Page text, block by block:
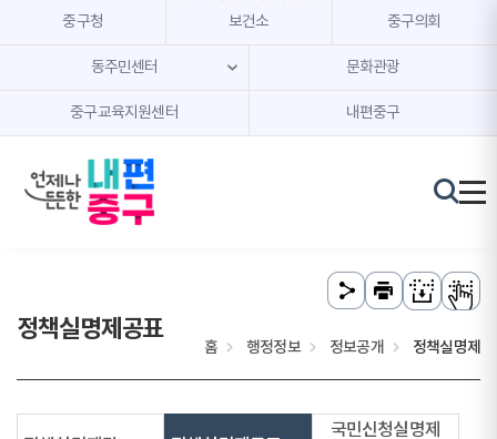
본문 내용 바로가기
주메뉴 바로가기
중구청 보건소 중구의회
동주민센터 문화관광
중구교육지원센터 내편중구
정책실명제공표
홈 행정정보 정보공개 정책실명제
국민신청실명제